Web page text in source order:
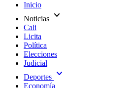
Inicio
Noticias expand_more
Cali
Licita
Política
Elecciones
Judicial
Deportes expand_more
Economía